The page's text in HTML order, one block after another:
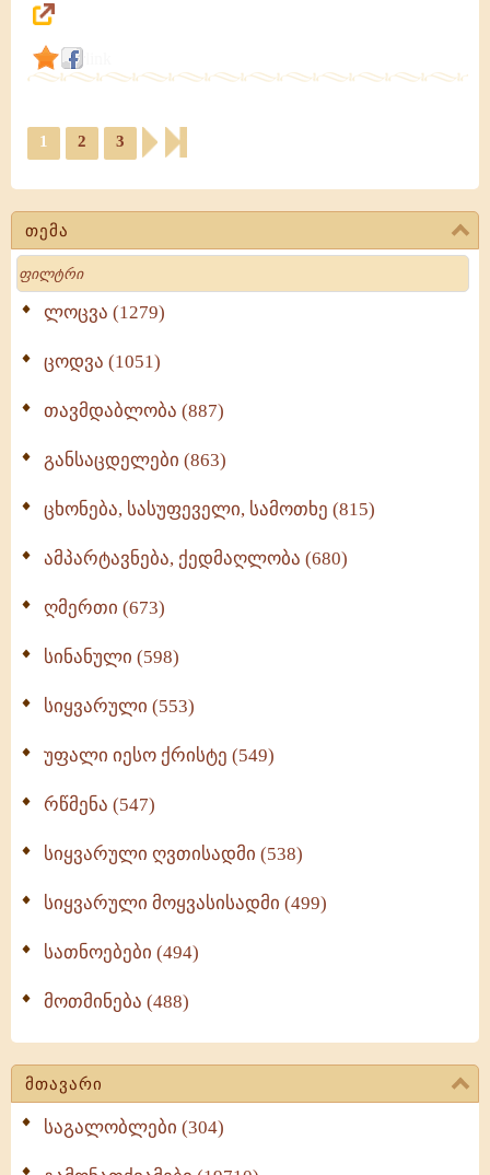
თემა
Search
ლოცვა (1279)
ცოდვა (1051)
თავმდაბლობა (887)
განსაცდელები (863)
ცხონება, სასუფეველი, სამოთხე (815)
ამპარტავნება, ქედმაღლობა (680)
ღმერთი (673)
სინანული (598)
სიყვარული (553)
უფალი იესო ქრისტე (549)
რწმენა (547)
სიყვარული ღვთისადმი (538)
სიყვარული მოყვასისადმი (499)
სათნოებები (494)
მოთმინება (488)
მთავარი
საგალობლები (304)
1 2 3